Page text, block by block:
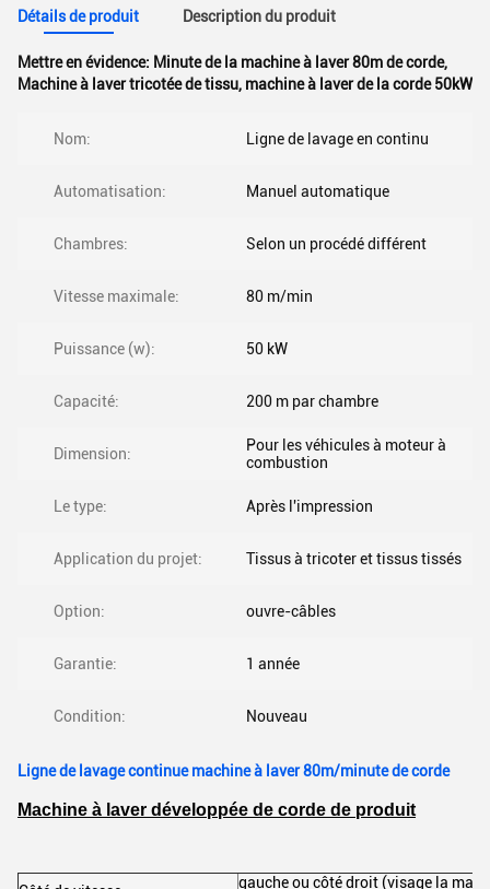
Détails de produit Description du produit
Mettre en évidence: Minute de la machine à laver 80m de corde,
Machine à laver tricotée de tissu, machine à laver de la corde 50kW
Nom: Ligne de lavage en continu
Automatisation: Manuel automatique
Chambres: Selon un procédé différent
Vitesse maximale: 80 m/min
Puissance (w): 50 kW
Capacité: 200 m par chambre
Dimension:
Pour les véhicules à moteur à
combustion
Le type: Après l'impression
Application du projet: Tissus à tricoter et tissus tissés
Option: ouvre-câbles
Garantie: 1 année
Condition: Nouveau
Ligne de lavage continue machine à laver 80m/minute de corde
Machine à laver développée de corde de produit
gauche ou côté droit (visage la